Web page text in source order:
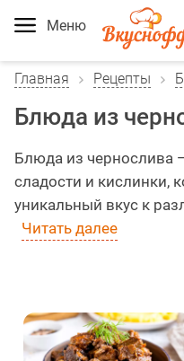
Меню
Главная Рецепты
Блюда из
Блюда из чернослива
сладости и кислинки,
уникальный вкус к
Читать далее